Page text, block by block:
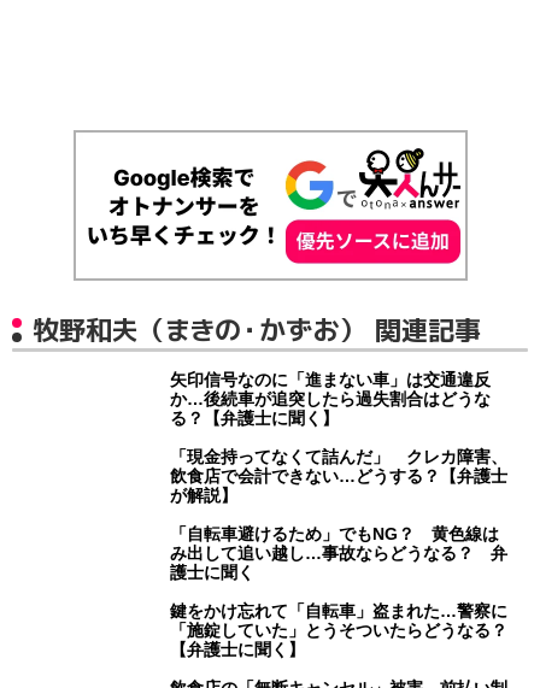
牧野和夫（まきの・かずお） 関連記事
矢印信号なのに「進まない車」は交通違反
か…後続車が追突したら過失割合はどうな
る？【弁護士に聞く】
「現金持ってなくて詰んだ」 クレカ障害、
飲食店で会計できない…どうする？【弁護士
が解説】
「自転車避けるため」でもNG？ 黄色線は
み出して追い越し…事故ならどうなる？ 弁
護士に聞く
鍵をかけ忘れて「自転車」盗まれた…警察に
「施錠していた」とうそついたらどうなる？
【弁護士に聞く】